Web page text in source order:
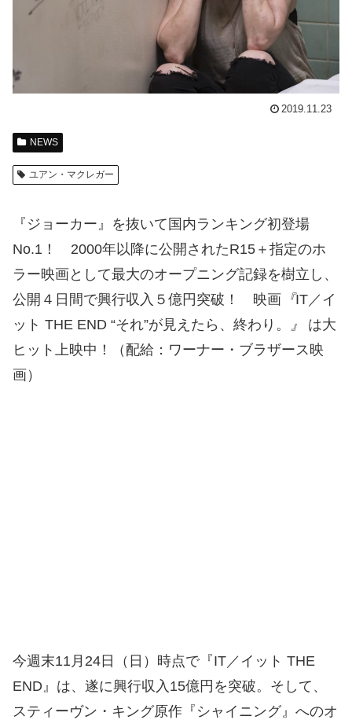
2019.11.23
NEWS
ユアン・マクレガー
『ジョーカー』を抜いて国内ランキング初登場
No.1！ 2000年以降に公開されたR15＋指定のホ
ラー映画として最大のオープニング記録を樹立し、
公開４日間で興行収入５億円突破！ 映画 『IT／イ
ット THE END “それ”が見えたら、終わり。
』
は大
ヒット上映中！（配給：ワーナー・ブラザース映
画）
今週末11月24日（日）時点で『IT／イット THE
END』は、遂に興行収入15億円を突破。そして、
スティーヴン・キング原作『シャイニング』へのオ